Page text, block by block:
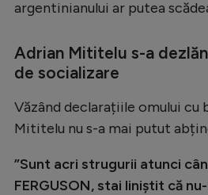
Stranieri
Tenis
Natație
argentinianului ar putea
Adrian Mititelu s-a
de socializare
Văzând declarațiile omului cu
Mititelu nu s-a mai putut
”Sunt acri strugurii atunci
FERGUSON, stai liniștit că